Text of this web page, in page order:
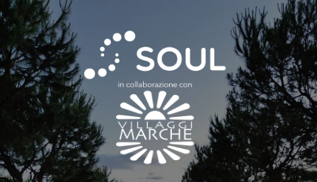
Skip
content